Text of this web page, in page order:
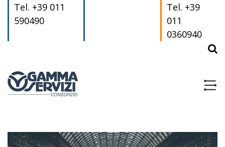
Tel. +39 011
590490
Tel. +39
011
0360940